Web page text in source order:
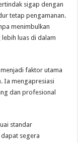
sigap dengan
tetap pengamanan.
menimbulkan
luas di dalam
faktor utama
Ia mengapresiasi
dan profesional
standar
segera